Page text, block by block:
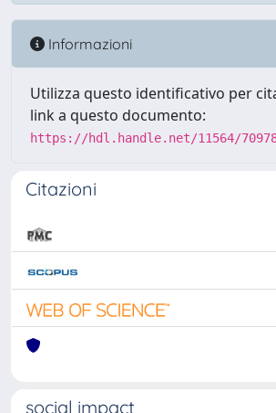
Informazioni
Utilizza questo identificativo per
link a questo documento:
https://hdl.handle.net/11564/
Citazioni
social impact